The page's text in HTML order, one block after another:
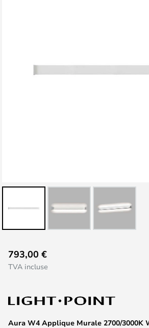
to
the
of
images
Aura W4 Applique Murale 2700/3000K
793,00 €
TVA incluse